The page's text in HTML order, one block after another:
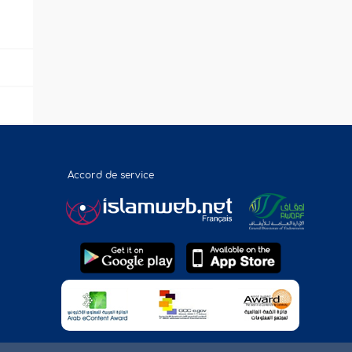
Accord de service